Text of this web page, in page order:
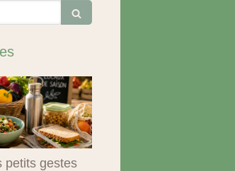
petits gestes